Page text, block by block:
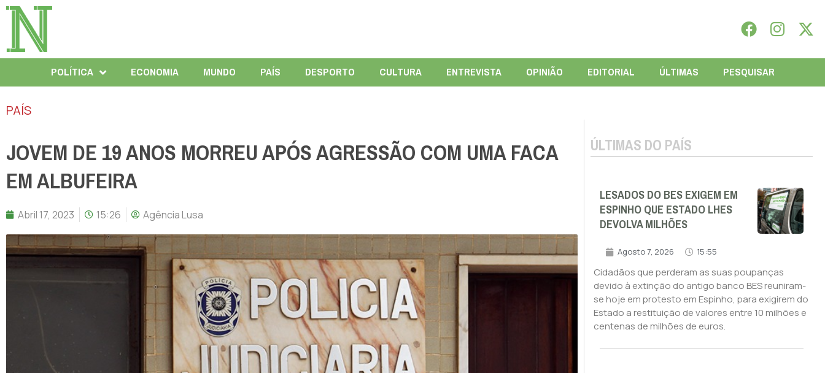
POLÍTICA ECONOMIA MUNDO PAÍS DESPORTO CULTURA ENTREVISTA OPINIÃO EDITORIAL ÚLTIMAS PESQUISAR
PAÍS
JOVEM DE 19 ANOS MORREU APÓS AGRESSÃO COM UMA FACA
EM ALBUFEIRA
Abril 17, 2023 15:26 Agência Lusa
ÚLTIMAS DO PAÍS
LESADOS DO BES EXIGEM EM
ESPINHO QUE ESTADO LHES
DEVOLVA MILHÕES
Agosto 7, 2026 15:55
Cidadãos que perderam as suas poupanças
devido à extinção do antigo banco BES reuniram-
se hoje em protesto em Espinho, para exigirem do
Estado a restituição de valores entre 10 milhões e
centenas de milhões de euros.